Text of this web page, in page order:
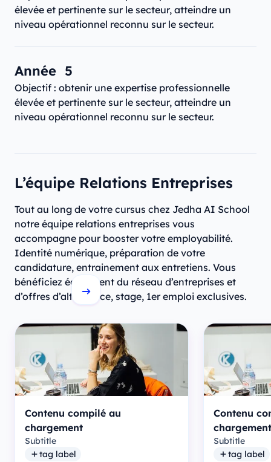
élevée et pertinente sur le secteur, atteindre un
niveau opérationnel reconnu sur le secteur.
Année 5
Objectif : obtenir une expertise professionnelle
élevée et pertinente sur le secteur, atteindre un
niveau opérationnel reconnu sur le secteur.
L’équipe Relations Entreprises
Tout au long de votre cursus chez Jedha AI School
notre équipe relations entreprises vous
accompagne pour booster votre employabilité.
Identité numérique, préparation de votre
candidature, entrainement aux entretiens. Vous
bénéficiez également du réseau d’entreprises et
d’offres d’alternance, stage, 1er emploi exclusives.
Contenu compilé au
chargement
Subtitle
tag label
Contenu
chargement
Subtitle
tag label